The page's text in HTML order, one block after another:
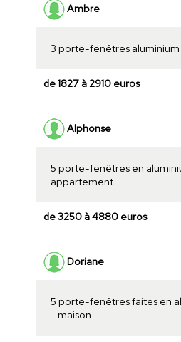
Ambre
3 porte-fenêtres aluminium
de 1827 à 2910 euros
Alphonse
5 porte-fenêtres en
appartement
de 3250 à 4880 euros
Doriane
5 porte-fenêtres faites en
- maison